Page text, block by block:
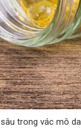
trong vác mô